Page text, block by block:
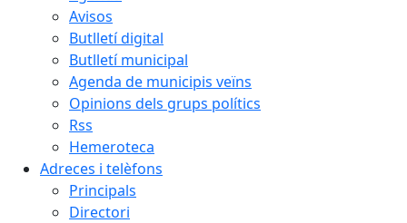
Avisos
Butlletí digital
Butlletí municipal
Agenda de municipis veïns
Opinions dels grups polítics
Rss
Hemeroteca
Adreces i telèfons
Principals
Directori